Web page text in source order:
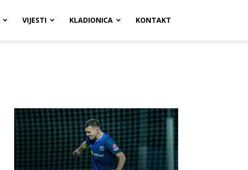
VIJESTI KLADIONICA KONTAKT